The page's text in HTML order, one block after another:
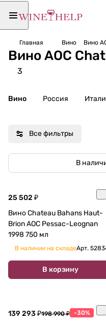
Главная Вино Вино
Вино AOC
3
Вино Россия
Все фильтры
В
25 502 ₽
Вино Chateau Bahans Haut-
Brion AOC Pessac-Leognan
1998 750 мл
В наличии на складеАрт.
В корзину
139 293 ₽198 990 ₽ -30%